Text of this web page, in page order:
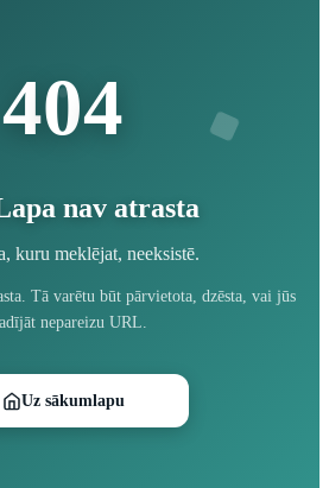
404
nav atrasta
kuru meklējat, neeksistē.
Tā varētu būt pārvietota, dzēsta, vai jūs
nepareizu URL.
Uz sākumlapu